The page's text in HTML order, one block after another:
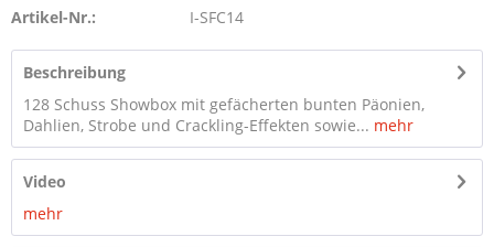
Artikel-Nr.: I-SFC14
Beschreibung
128 Schuss Showbox mit gefächerten bunten Päonien,
Dahlien, Strobe und Crackling-Effekten sowie... mehr
Video
mehr